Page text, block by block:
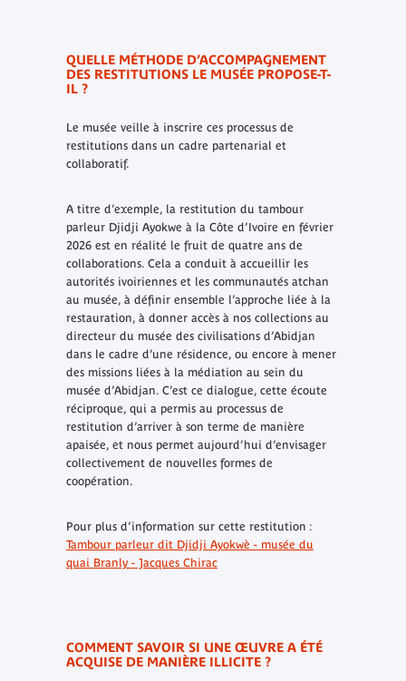
QUELLE MÉTHODE D’ACCOMPAGNEMENT
DES RESTITUTIONS LE MUSÉE PROPOSE-T-
IL ?
Le musée veille à inscrire ces processus de
restitutions dans un cadre partenarial et
collaboratif.
A titre d’exemple, la restitution du tambour
parleur Djidji Ayokwe à la Côte d’Ivoire en février
2026 est en réalité le fruit de quatre ans de
collaborations. Cela a conduit à accueillir les
autorités ivoiriennes et les communautés atchan
au musée, à définir ensemble l’approche liée à la
restauration, à donner accès à nos collections au
directeur du musée des civilisations d’Abidjan
dans le cadre d’une résidence, ou encore à mener
des missions liées à la médiation au sein du
musée d’Abidjan. C’est ce dialogue, cette écoute
réciproque, qui a permis au processus de
restitution d’arriver à son terme de manière
apaisée, et nous permet aujourd’hui d’envisager
collectivement de nouvelles formes de
coopération.
Pour plus d’information sur cette restitution :
Tambour parleur dit Djidji Ayokwè - musée du
quai Branly - Jacques Chirac
COMMENT SAVOIR SI UNE ŒUVRE A ÉTÉ
ACQUISE DE MANIÈRE ILLICITE ?